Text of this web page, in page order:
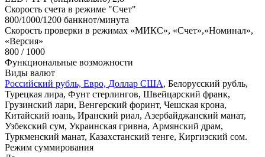
Скорость счета в режиме "Счет"
800/1000/1200 банкнот/минута
Скорость проверки в режимах «МИКС», «Счет»,«Номинал»,
«Версия»
800 / 1000
Функциональные возможности
Виды валют
Российский рубль, Евро, Доллар США, Белорусский рубль,
Турецкая лира, Фунт стерлингов, Швейцарский франк,
Грузинский лари, Венгерский форинт, Чешская крона,
Китайский юань, Иранский риал, Азербайджанский манат,
Узбекский сум, Украинская гривна, Армянский драм,
Туркменский манат, Казахстанский тенге, Киргизский сом.
Режим суммирования